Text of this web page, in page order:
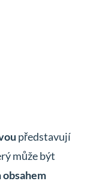
představují
může být
obsahem